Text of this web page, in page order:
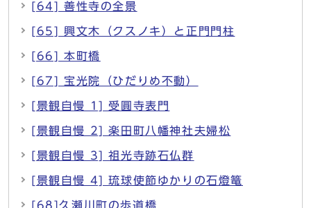
[64] 善性寺の全景
[65] 興文木（クスノキ）と正門門柱
[66] 本町橋
[67] 宝光院（ひだりめ不動）
[景観自慢 1] 受圓寺表門
[景観自慢 2] 楽田町八幡神社夫婦松
[景観自慢 3] 祖光寺跡石仏群
[景観自慢 4] 琉球使節ゆかりの石燈篭
[68]久瀬川町の歩道橋